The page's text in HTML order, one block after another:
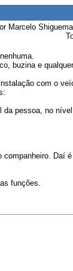
Marcelo
buzina e
com o
pessoa, no
Daí
funções.